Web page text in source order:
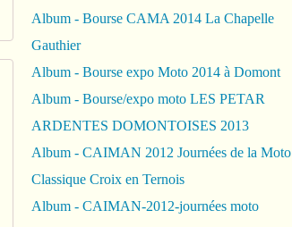
Album - Bourse CAMA 2014 La Chapelle
Gauthier
Album - Bourse expo Moto 2014 à Domont
Album - Bourse/expo moto LES PETAR
ARDENTES DOMONTOISES 2013
Album - CAIMAN 2012 Journées de la Moto
Classique Croix en Ternois
Album - CAIMAN-2012-journées moto